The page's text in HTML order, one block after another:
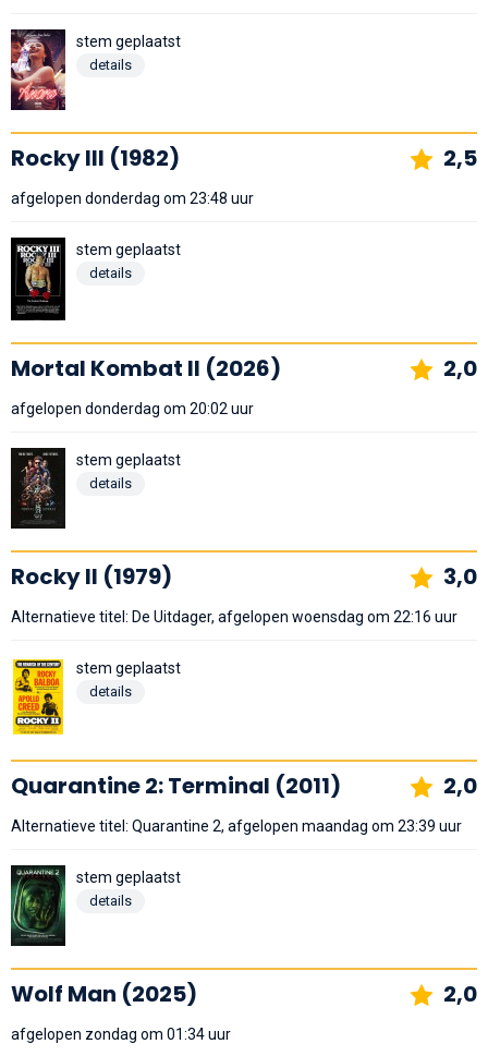
stem geplaatst
details
Rocky III (1982) 2,5
afgelopen donderdag om 23:48 uur
stem geplaatst
details
Mortal Kombat II (2026) 2,0
afgelopen donderdag om 20:02 uur
stem geplaatst
details
Rocky II (1979) 3,0
Alternatieve titel: De Uitdager, afgelopen woensdag om 22:16 uur
stem geplaatst
details
Quarantine 2: Terminal (2011) 2,0
Alternatieve titel: Quarantine 2, afgelopen maandag om 23:39 uur
stem geplaatst
details
Wolf Man (2025) 2,0
afgelopen zondag om 01:34 uur